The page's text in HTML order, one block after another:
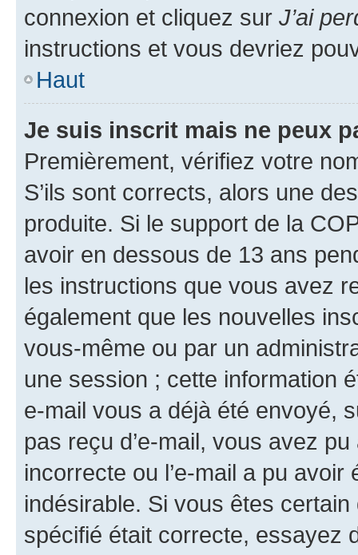
connexion et cliquez sur J’ai
instructions et vous devriez
Haut
Je suis inscrit mais ne peux
Premièrement, vérifiez votre
S’ils sont corrects, alors une
produite. Si le support de la
avoir en dessous de 13 ans
les instructions que vous avez
également que les nouvelles
vous-même ou par un
une session ; cette information
e-mail vous a déjà été envoyé,
pas reçu d’e-mail, vous avez
incorrecte ou l’e-mail a pu
indésirable. Si vous êtes
spécifié était correcte, essayez